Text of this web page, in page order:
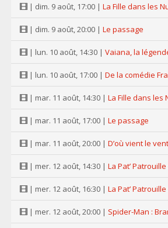
| dim. 9 août, 17:00 | La Fille dans les
| dim. 9 août, 20:00 | Le passage
| lun. 10 août, 14:30 | Vaiana, la
| lun. 10 août, 17:00 | De la comédie
| mar. 11 août, 14:30 | La Fille dans les
| mar. 11 août, 17:00 | Le passage
| mar. 11 août, 20:00 | D’où vient le vent
| mer. 12 août, 14:30 | La Pat’
| mer. 12 août, 16:30 | La Pat’
| mer. 12 août, 20:00 | Spider-Man :